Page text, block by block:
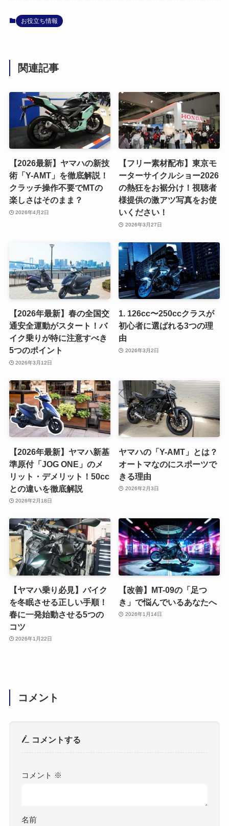
お役立ち情報
関連記事
【2026最新】ヤマハの新技
術「Y-AMT」を徹底解説！
クラッチ操作不要でMTの
楽しさはそのまま？
2026年4月2日
【フリー素材配布】東京モ
ーターサイクルショー2026
の熱狂をお裾分け！視聴者
様提供の激アツ写真をお使
いください！
2026年3月27日
【2026年最新】春の全国交
通安全運動がスタート！バ
イク乗りが特に注意すべき
5つのポイント
2026年3月12日
1. 126cc〜250ccクラスが
初心者に選ばれる3つの理
由
2026年3月2日
【2026年最新】ヤマハ新基
準原付「JOG ONE」のメ
リット・デメリット！50cc
との違いを徹底解説
2026年2月18日
ヤマハの「Y-AMT」とは？
オートマなのにスポーツで
きる理由
2026年2月3日
【ヤマハ乗り必見】バイク
を冬眠させる正しい手順！
春に一発始動させる5つの
コツ
2026年1月22日
【改善】MT-09の「足つ
き」で悩んでいるあなたへ
2026年1月14日
コメント
コメントする
コメント ※
名前